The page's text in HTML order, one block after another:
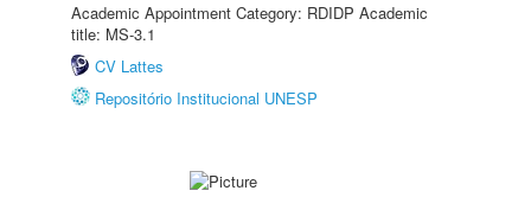
Academic Appointment Category: RDIDP Academic
title: MS-3.1
CV Lattes
Repositório Institucional UNESP